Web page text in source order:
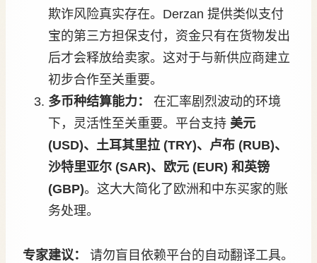
欺诈风险真实存在。Derzan 提供类似支付
宝的第三方担保支付，资金只有在货物发出
后才会释放给卖家。这对于与新供应商建立
初步合作至关重要。
多币种结算能力：
在汇率剧烈波动的环境
下，灵活性至关重要。平台支持 美元
(USD)、土耳其里拉 (TRY)、卢布 (RUB)、
沙特里亚尔 (SAR)、欧元 (EUR) 和英镑
(GBP)。这大大简化了欧洲和中东买家的账
务处理。
专家建议：
请勿盲目依赖平台的自动翻译工具。